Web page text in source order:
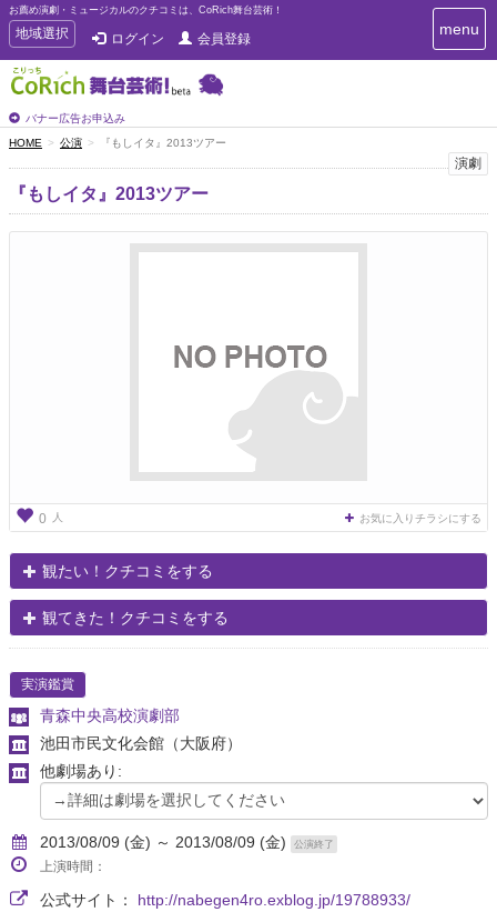
お薦め演劇・ミュージカルのクチコミは、CoRich舞台芸術！
T
o
g
g
e
n
a
v
地域選択 ログイン 会員登録
バナー広告お申込み
T
o
i
menu
HOME 公演 『もしイタ』2013ツアー
演劇
『もしイタ』2013ツアー
0 人 お気に入りチラシにする
観たい！クチコミをする
観てきた！クチコミをする
実演鑑賞
青森中央高校演劇部
池田市民文化会館 （大阪府）
他劇場あり:
2013/08/09 (金) ～ 2013/08/09 (金) 公演終了
上演時間：
公式サイト： http://nabegen4ro.exblog.jp/19788933/